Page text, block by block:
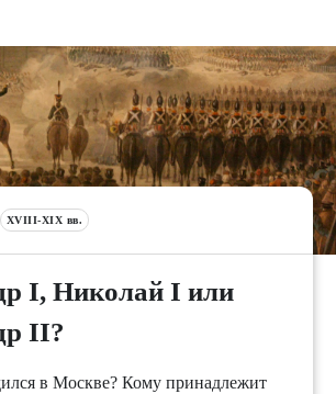
XVIII-XIX вв.
I, Николай I или
II?
в Москве? Кому принадлежит